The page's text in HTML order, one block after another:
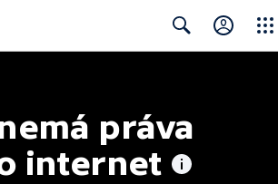
práva
internet